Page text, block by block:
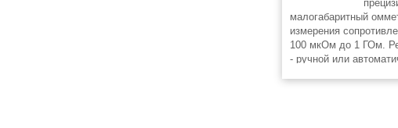
малогабаритный
измерения
100 мкОм до 1 ГОм.
- ручной или